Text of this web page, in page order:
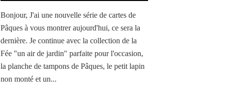
Bonjour, J'ai une nouvelle série de cartes de
Pâques à vous montrer aujourd'hui, ce sera la
dernière. Je continue avec la collection de la
Fée "un air de jardin" parfaite pour l'occasion,
la planche de tampons de Pâques, le petit lapin
non monté et un...